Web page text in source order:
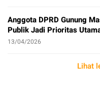
Anggota DPRD Gunung
Publik Jadi Prioritas
13/04/2026
Lihat